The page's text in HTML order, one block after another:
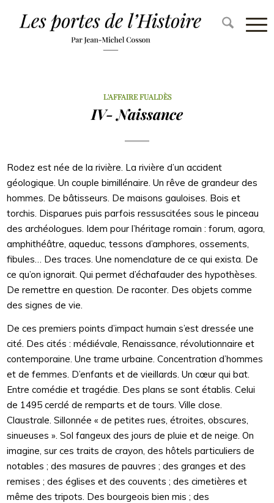
L'AFFAIRE FUALDÈS
IV- Naissance
Rodez est née de la rivière. La rivière d’un accident
géologique. Un couple bimillénaire. Un rêve de grandeur des
hommes. De bâtisseurs. De maisons gauloises. Bois et
torchis. Disparues puis parfois ressuscitées sous le pinceau
des archéologues. Idem pour l’héritage romain : forum, agora,
amphithéâtre, aqueduc, tessons d’amphores, ossements,
fibules… Des traces. Une nomenclature de ce qui exista. De
ce qu’on ignorait. Qui permet d’échafauder des hypothèses.
De remettre en question. De raconter. Des objets comme
des signes de vie.
De ces premiers points d’impact humain s’est dressée une
cité. Des cités : médiévale, Renaissance, révolutionnaire et
contemporaine. Une trame urbaine. Concentration d’hommes
et de femmes. D’enfants et de vieillards. Un cœur qui bat.
Entre comédie et tragédie. Des plans se sont établis. Celui
de 1495 cerclé de remparts et de tours. Ville close.
Claustrale. Sillonnée « de petites rues, étroites, obscures,
sinueuses ». Sol fangeux des jours de pluie et de neige. On
imagine, sur ces traits de crayon, des hôtels particuliers de
notables ; des masures de pauvres ; des granges et des
remises ; des églises et des couvents ; des cimetières et
même des tripots. Des bourgeois bien mis ; des